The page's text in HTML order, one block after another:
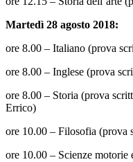
Martedì 28 agosto 2018:
ore 8.00 – Italiano (prova
ore 8.00 – Inglese (prova
ore 8.00 – Storia (prova
Errico)
ore 10.00 – Filosofia (prova
ore 10.00 – Scienze